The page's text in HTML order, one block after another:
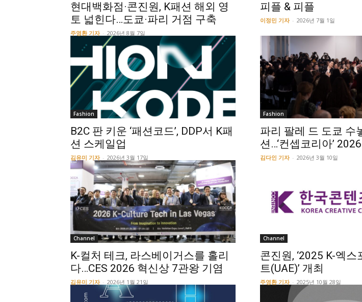
현대백화점·콘진원, K패션 해외 영
토 넓힌다…도쿄·파리 거점 구축
주영환 기자 - 2026년 8월 7일
피플 & 피플
이정민 기자 - 2026년 7월 1일
Fashion
B2C 판 키운 ‘패션코드’, DDP서 K패
션 스케일업
김유미 기자 - 2026년 3월 17일
Fashion
파리 팔레 드 도쿄 수
션…‘컨셉코리아’
김다인 기자 - 2026년 3월 10일
Channel
K-컬처 테크, 라스베이거스를 홀리
다…CES 2026 혁신상 7관왕 기염
김유미 기자 - 2026년 1월 21일
Channel
콘진원, ‘2025 K-엑스
트(UAE)’ 개최
주영환 기자 - 2025년 10월 28일